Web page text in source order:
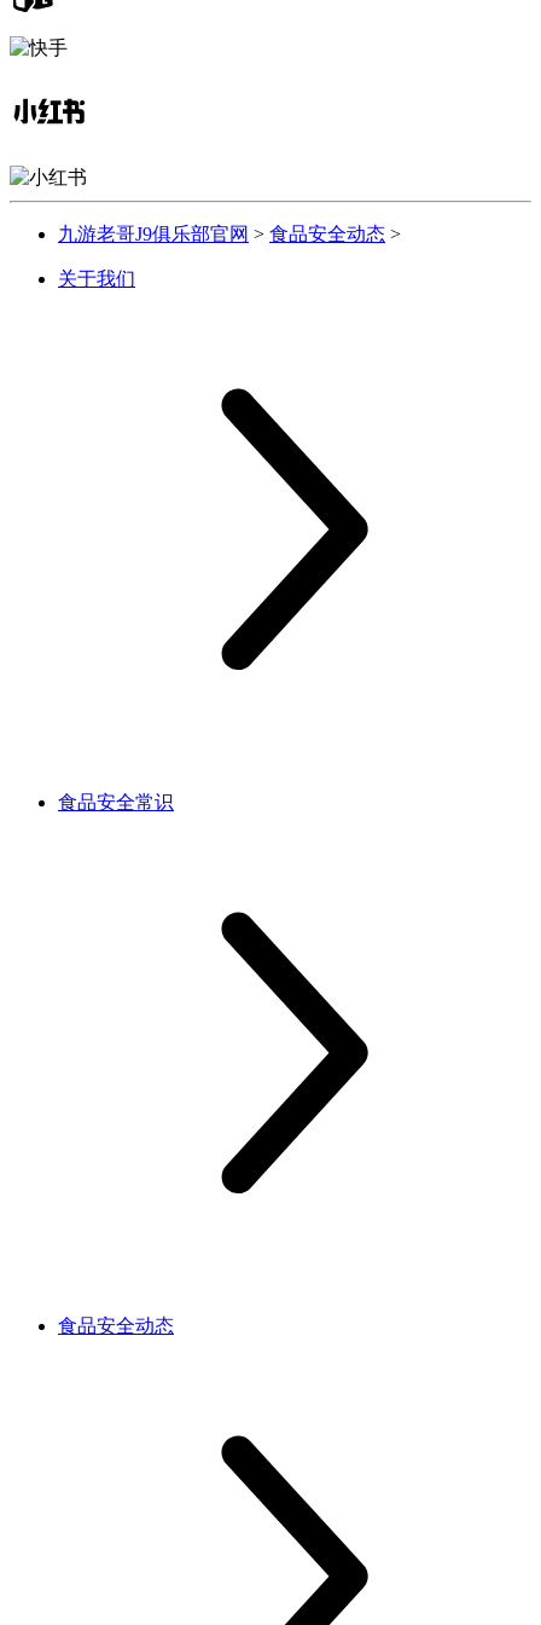
九游老哥J9俱乐部官网 > 食品安全动态 >
关于我们
食品安全常识
食品安全动态